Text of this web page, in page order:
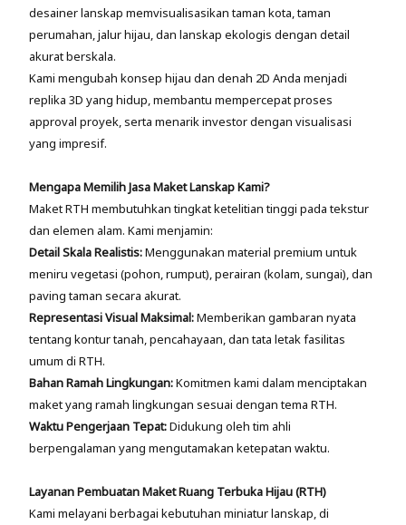
desainer lanskap memvisualisasikan taman kota, taman
perumahan, jalur hijau, dan lanskap ekologis dengan detail
akurat berskala.
Kami mengubah konsep hijau dan denah 2D Anda menjadi
replika 3D yang hidup, membantu mempercepat proses
approval proyek, serta menarik investor dengan visualisasi
yang impresif.
Mengapa Memilih Jasa Maket Lanskap Kami?
Maket RTH membutuhkan tingkat ketelitian tinggi pada tekstur
dan elemen alam. Kami menjamin:
Detail Skala Realistis:Menggunakan material premium untuk
meniru vegetasi (pohon, rumput), perairan (kolam, sungai), dan
paving taman secara akurat.
Representasi Visual Maksimal:Memberikan gambaran nyata
tentang kontur tanah, pencahayaan, dan tata letak fasilitas
umum di RTH.
Bahan Ramah Lingkungan:Komitmen kami dalam menciptakan
maket yang ramah lingkungan sesuai dengan tema RTH.
Waktu Pengerjaan Tepat:Didukung oleh tim ahli
berpengalaman yang mengutamakan ketepatan waktu.
Layanan Pembuatan Maket Ruang Terbuka Hijau (RTH)
Kami melayani berbagai kebutuhan miniatur lanskap, di